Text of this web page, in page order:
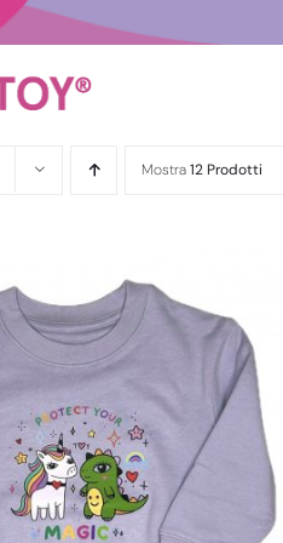
Mostra12 Prodotti
QUESTO
PRODOTTO
DETTAGLI